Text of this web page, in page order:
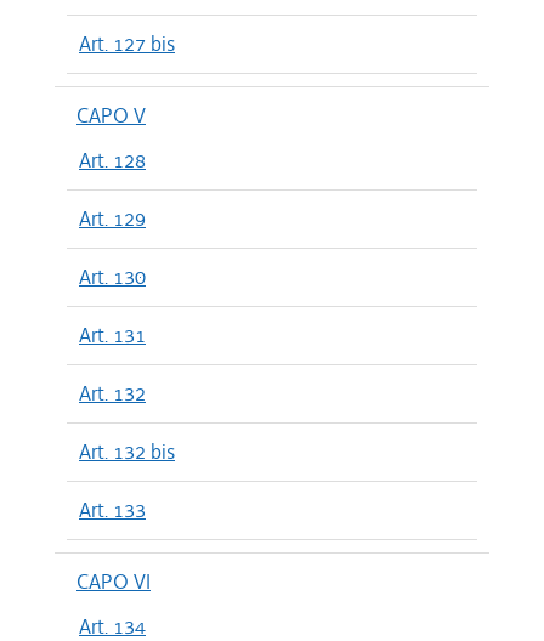
Art. 127 bis
CAPO V
Art. 128
Art. 129
Art. 130
Art. 131
Art. 132
Art. 132 bis
Art. 133
CAPO VI
Art. 134